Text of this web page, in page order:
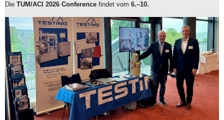
Die TUM/ACI 2026 Conference findet vom 6.–10.